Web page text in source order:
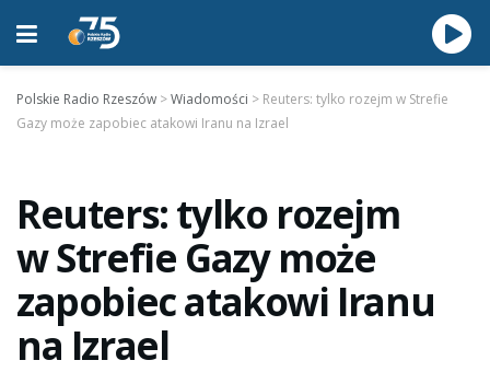
Polskie Radio Rzeszów >Wiadomości > Reuters: tylko rozejm w Strefie
Gazy może zapobiec atakowi Iranu na Izrael
Reuters: tylko rozejm
w Strefie Gazy może
zapobiec atakowi Iranu
na Izrael